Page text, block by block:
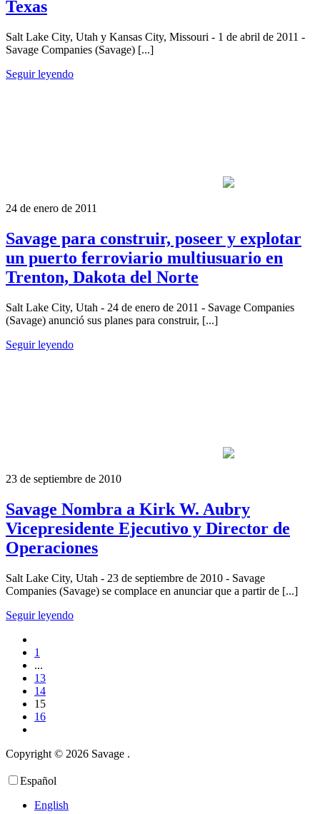
Texas
Salt Lake City, Utah y Kansas City, Missouri - 1 de abril de 2011 -
Savage Companies (Savage) [...]
Seguir leyendo
24 de enero de 2011
Savage para construir, poseer y explotar
un puerto ferroviario multiusuario en
Trenton, Dakota del Norte
Salt Lake City, Utah - 24 de enero de 2011 - Savage Companies
(Savage) anunció sus planes para construir, [...]
Seguir leyendo
23 de septiembre de 2010
Savage Nombra a Kirk W. Aubry
Vicepresidente Ejecutivo y Director de
Operaciones
Salt Lake City, Utah - 23 de septiembre de 2010 - Savage
Companies (Savage) se complace en anunciar que a partir de [...]
Seguir leyendo
1
...
13
14
15
16
Copyright © 2026 Savage .
Español
English